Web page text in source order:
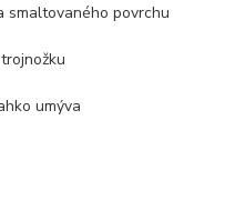
smaltovaného povrchu
umýva